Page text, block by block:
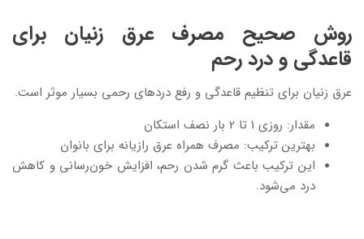
روش صحیح مصرف عرق زنیان برای
قاعدگی و درد رحم
عرق زنیان برای تنظیم قاعدگی و رفع دردهای رحمی بسیار موثر است.
مقدار: روزی 1 تا 2 بار نصف استکان
بهترین ترکیب: مصرف همراه عرق رازیانه برای بانوان
این ترکیب باعث گرم شدن رحم، افزایش خون‌رسانی و کاهش
درد می‌شود.